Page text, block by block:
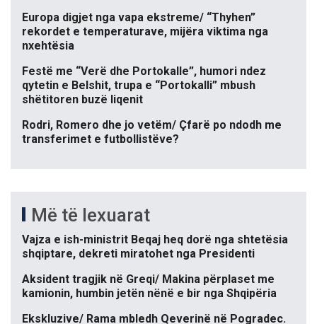
Europa digjet nga vapa ekstreme/ “Thyhen”
rekordet e temperaturave, mijëra viktima nga
nxehtësia
Festë me “Verë dhe Portokalle”, humori ndez
qytetin e Belshit, trupa e “Portokalli” mbush
shëtitoren buzë liqenit
Rodri, Romero dhe jo vetëm/ Çfarë po ndodh me
transferimet e futbollistëve?
Më të lexuarat
Vajza e ish-ministrit Beqaj heq dorë nga shtetësia
shqiptare, dekreti miratohet nga Presidenti
Aksident tragjik në Greqi/ Makina përplaset me
kamionin, humbin jetën nënë e bir nga Shqipëria
Ekskluzive/ Rama mbledh Qeverinë në Pogradec.